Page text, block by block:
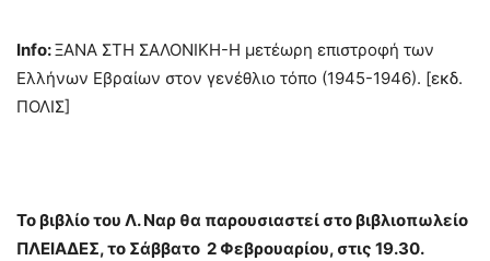
Info:ΞΑΝΑ ΣΤΗ ΣΑΛΟΝΙΚΗ-Η μετέωρη επιστροφή των
Ελλήνων Εβραίων στον γενέθλιο τόπο (1945-1946). [εκδ.
ΠΟΛΙΣ]
Το βιβλίο του Λ. Ναρ θα παρουσιαστεί στο βιβλιοπωλείο
ΠΛΕΙΑΔΕΣ, το Σάββατο 2 Φεβρουαρίου, στις 19.30.